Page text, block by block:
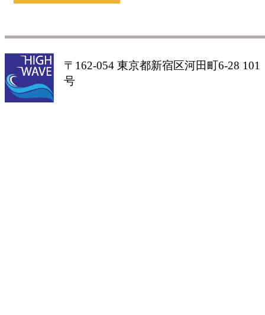
〒162-054 東京都新宿区河田町6-28 101
号